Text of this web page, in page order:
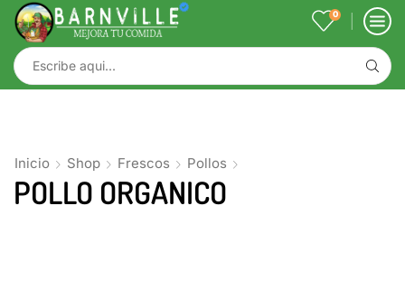
0
Inicio Shop Frescos Pollos
POLLO ORGANICO